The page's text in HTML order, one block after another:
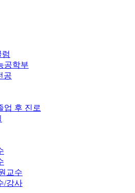
공학부
공
업 후 진로
교수
/강사